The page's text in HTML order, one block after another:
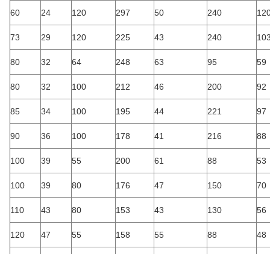
60 24 120 297 50 240
73 29 120 225 43 240
80 32 64 248 63 95 59
80 32 100 212 46 200 92
85 34 100 195 44 221 97
90 36 100 178 41 216 88
100 39 55 200 61 88 53
100 39 80 176 47 150 70
110 43 80 153 43 130 56
120 47 55 158 55 88 48